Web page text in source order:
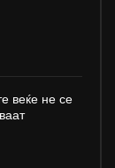
веќе не се